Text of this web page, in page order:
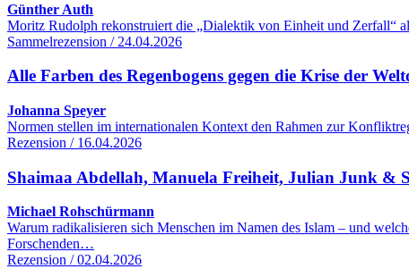
Günther Auth
Moritz Rudolph rekonstruiert die „Dialektik von Einheit und Zerfall“
Sammelrezension / 24.04.2026
Alle Farben des Regenbogens gegen die Krise der
Johanna Speyer
Normen stellen im internationalen Kontext den Rahmen zur
Rezension / 16.04.2026
Shaimaa Abdellah, Manuela Freiheit, Julian Junk &
Michael Rohschürmann
Warum radikalisieren sich Menschen im Namen des Islam – und
Forschenden…
Rezension / 02.04.2026